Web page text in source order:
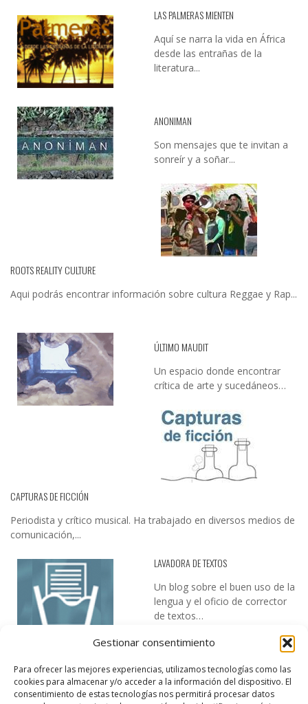
Gestionar consentimiento
Para ofrecer las mejores experiencias, utilizamos tecnologías como las
cookies para almacenar y/o acceder a la información del dispositivo. El
consentimiento de estas tecnologías nos permitirá procesar datos
LAS PALMERAS MIENTEN
Aquí se narra la vida en África
desde las entrañas de la
literatura...
ANONIMAN
Son mensajes que te invitan a
sonreír y a soñar...
ROOTS REALITY CULTURE
Aqui podrás encontrar información sobre cultura Reggae y Rap...
ÚLTIMO MAUDIT
Un espacio donde encontrar
crítica de arte y sucedáneos…
CAPTURAS DE FICCIÓN
Periodista y crítico musical. Ha trabajado en diversos medios de
comunicación,...
LAVADORA DE TEXTOS
Un blog sobre el buen uso de la
lengua y el oficio de corrector
de textos…